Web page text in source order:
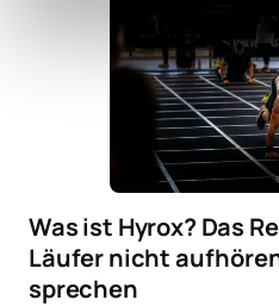
Was ist Hyrox? Das
Läufer nicht
sprechen